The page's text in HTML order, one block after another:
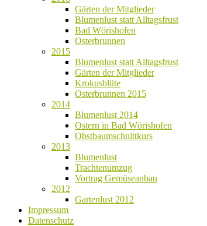
Gärten der Mitglieder
Blumenlust statt Alltagsfrust
Bad Wörishofen
Osterbrunnen
2015
Blumenlust statt Alltagsfrust
Gärten der Mitglieder
Krokusblüte
Osterbrunnen 2015
2014
Blumenlust 2014
Ostern in Bad Wörishofen
Obstbaumschnittkurs
2013
Blumenlust
Trachtenumzug
Vortrag Gemüseanbau
2012
Gartenlust 2012
Impressum
Datenschutz